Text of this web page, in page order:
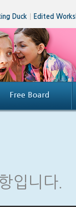
Duck Edited
입니다.